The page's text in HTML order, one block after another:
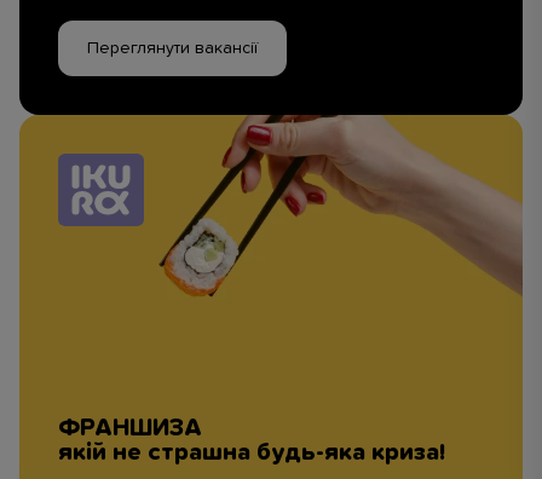
ФРАНШИЗА
якій не страшна будь-яка криза!
Переглянути вакансії